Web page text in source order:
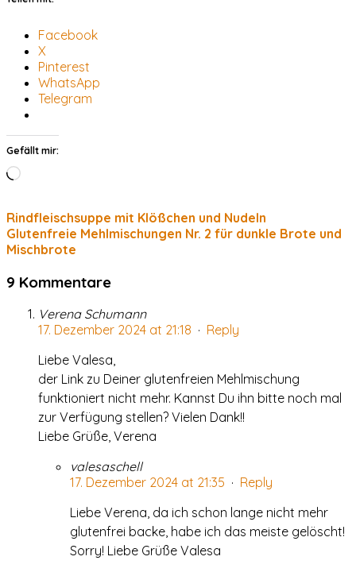
Facebook
X
Pinterest
WhatsApp
Telegram
Gefällt mir:
Wird
Rindfleischsuppe mit Klößchen und Nudeln
Glutenfreie Mehlmischungen Nr. 2 für dunkle Brote und
Mischbrote
9 Kommentare
Verena Schumann
17. Dezember 2024 at 21:18 · Reply
Liebe Valesa,
der Link zu Deiner glutenfreien Mehlmischung
funktioniert nicht mehr. Kannst Du ihn bitte noch mal
zur Verfügung stellen? Vielen Dank!!
Liebe Grüße, Verena
valesaschell
17. Dezember 2024 at 21:35 · Reply
Liebe Verena, da ich schon lange nicht mehr
glutenfrei backe, habe ich das meiste gelöscht!
Sorry! Liebe Grüße Valesa